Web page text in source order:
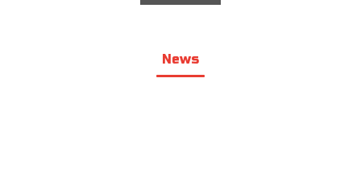
News